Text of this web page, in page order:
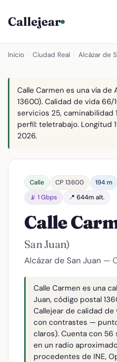
Callejear
Inicio Ciudad Real Alcázar de
Calle Carmen es una vía de
13600). Calidad de vida
servicios 25, caminabilidad
perfil: teletrabajo. Longitud
2026.
Calle CP 13600 194 m
📡 1 Gbps
📍 644m alt.
Calle
San Juan)
Alcázar de San Juan —
Calle Carmen es una
Juan, código postal
Callejear de calidad de
con contrastes —
claros). Cuenta con
en un radio
procedentes de INE,